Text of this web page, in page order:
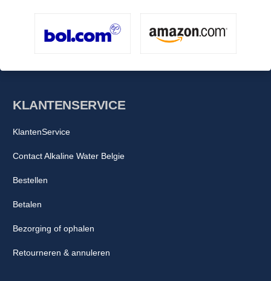
KLANTENSERVICE
KlantenService
Contact Alkaline Water Belgie
Bestellen
Betalen
Bezorging of ophalen
Retourneren & annuleren